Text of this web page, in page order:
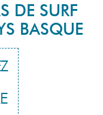
DE SURF
BASQUE